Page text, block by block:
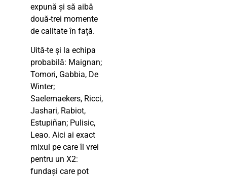
expună și să aibă
două-trei momente
de calitate în față.
Uită-te și la echipa
probabilă: Maignan;
Tomori, Gabbia, De
Winter;
Saelemaekers, Ricci,
Jashari, Rabiot,
Estupiñan; Pulisic,
Leao. Aici ai exact
mixul pe care îl vrei
pentru un X2:
fundași care pot